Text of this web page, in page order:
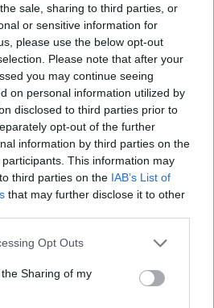
sale, sharing to third parties, or
or sensitive information for
please use the below opt-out
Please note that after your
you may continue seeing
on personal information utilized by
disclosed to third parties prior to
opt-out of the further
information by third parties on the
participants. This information may
third parties on the IAB’s List of
that may further disclose it to other
Opt Outs
Sharing of my
ότι υπάρχει μια
πίσω από τους
καλή ιδέα να
εάν δεν βρίσκετε
δοκιμάσετε αλλαγές
θα σας παρέχει
θεραπείας και θα
αιτίες για τους
φάρμακα, διατροφή και
ότι οι
να συνδέονται με κάτι
άπνοια ή ο
χρειαστείτε περαιτέρω